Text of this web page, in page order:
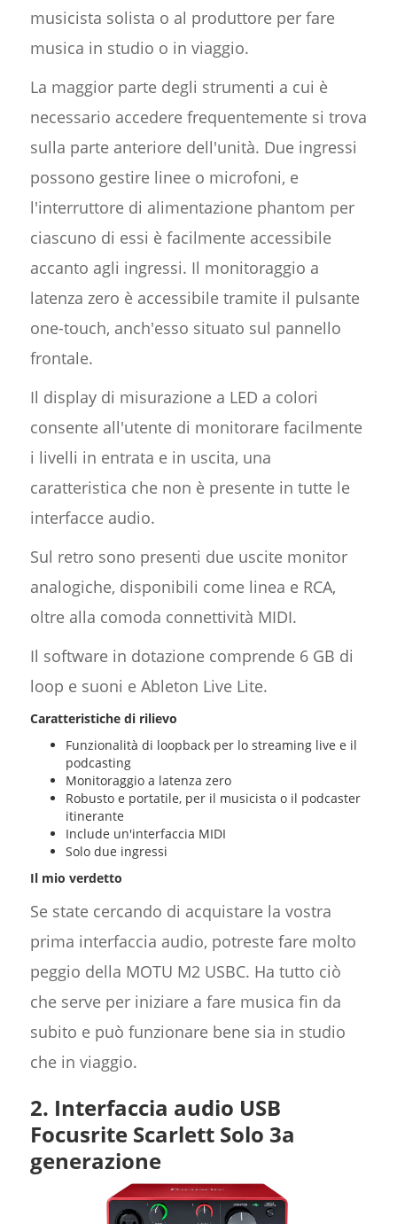
musicista solista o al produttore per fare
musica in studio o in viaggio.
La maggior parte degli strumenti a cui è
necessario accedere frequentemente si trova
sulla parte anteriore dell'unità. Due ingressi
possono gestire linee o microfoni, e
l'interruttore di alimentazione phantom per
ciascuno di essi è facilmente accessibile
accanto agli ingressi. Il monitoraggio a
latenza zero è accessibile tramite il pulsante
one-touch, anch'esso situato sul pannello
frontale.
Il display di misurazione a LED a colori
consente all'utente di monitorare facilmente
i livelli in entrata e in uscita, una
caratteristica che non è presente in tutte le
interfacce audio.
Sul retro sono presenti due uscite monitor
analogiche, disponibili come linea e RCA,
oltre alla comoda connettività MIDI.
Il software in dotazione comprende 6 GB di
loop e suoni e Ableton Live Lite.
Caratteristiche di rilievo
Funzionalità di loopback per lo streaming live e il
podcasting
Monitoraggio a latenza zero
Robusto e portatile, per il musicista o il podcaster
itinerante
Include un'interfaccia MIDI
Solo due ingressi
Il mio verdetto
Se state cercando di acquistare la vostra
prima interfaccia audio, potreste fare molto
peggio della MOTU M2 USBC. Ha tutto ciò
che serve per iniziare a fare musica fin da
subito e può funzionare bene sia in studio
che in viaggio.
2. Interfaccia audio USB
Focusrite Scarlett Solo 3a
generazione